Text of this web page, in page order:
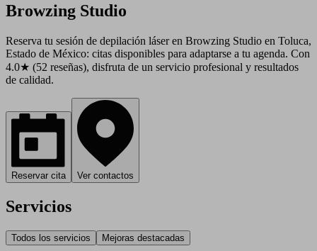
Browzing Studio
Reserva tu sesión de depilación láser en Browzing Studio en Toluca,
Estado de México: citas disponibles para adaptarse a tu agenda. Con
4.0★ (52 reseñas), disfruta de un servicio profesional y resultados
de calidad.
Reservar cita Ver contactos
Servicios
Todos los servicios Mejoras destacadas